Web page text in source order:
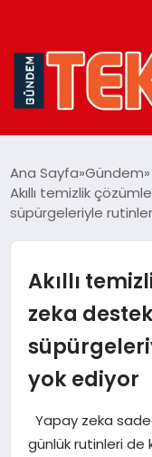
GÜNDEM
EKONOMI
MAGAZIN
SAĞLIK
Ana Sayfa Gündem
Akıllı temizlik
süpürgeleriyle
Akıllı
zeka
yok ediyor
Yapay zeka
günlük rutinleri de